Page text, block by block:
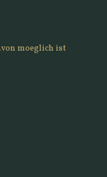
moeglich ist